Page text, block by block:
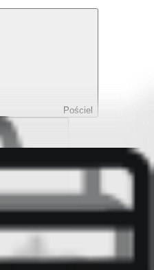
Pościel